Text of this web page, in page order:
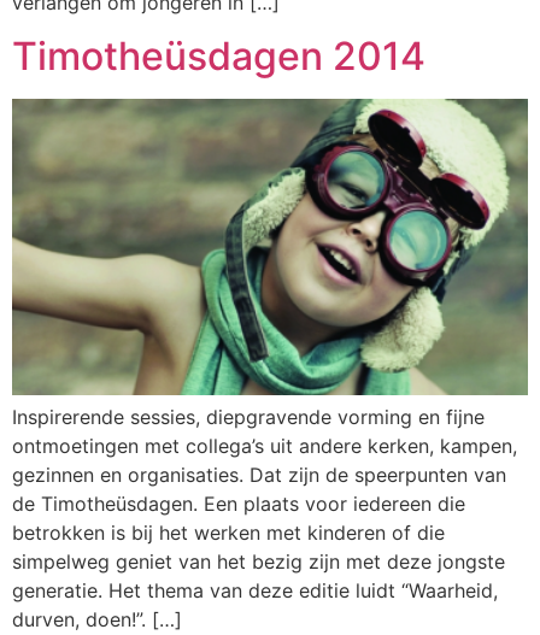
Timotheüsdagen 2014
Inspirerende sessies, diepgravende vorming en fijne
ontmoetingen met collega’s uit andere kerken, kampen,
gezinnen en organisaties. Dat zijn de speerpunten van
de Timotheüsdagen. Een plaats voor iedereen die
betrokken is bij het werken met kinderen of die
simpelweg geniet van het bezig zijn met deze jongste
generatie. Het thema van deze editie luidt “Waarheid,
durven, doen!”. […]